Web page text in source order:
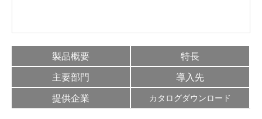
製品概要
特長
主要部門
導入先
提供企業
カタログダウンロード